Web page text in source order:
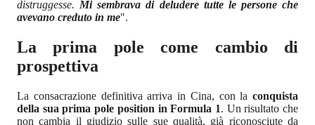
distruggesse. Mi sembrava di deludere tutte le persone che
avevano creduto in me".
La prima pole come cambio di
prospettiva
La consacrazione definitiva arriva in Cina, con la conquista
della sua prima pole position in Formula 1. Un risultato che
non cambia il giudizio sulle sue qualità, già riconosciute da